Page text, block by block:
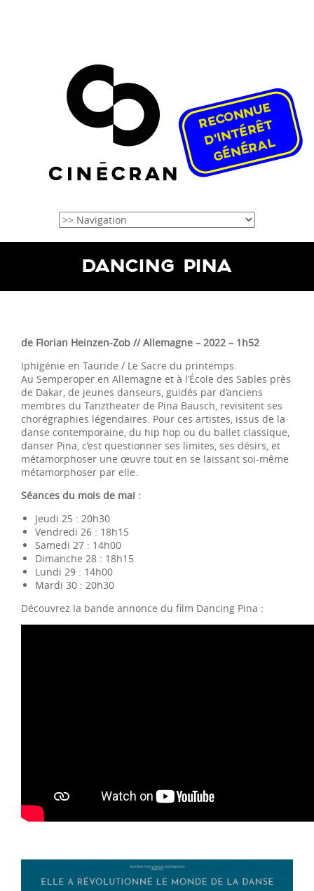
DANCING PINA
de Florian Heinzen-Zob // Allemagne – 2022 – 1h52
Iphigénie en Tauride / Le Sacre du printemps.
Au Semperoper en Allemagne et à l’École des Sables près
de Dakar, de jeunes danseurs, guidés par d’anciens
membres du Tanztheater de Pina Bausch, revisitent ses
chorégraphies légendaires. Pour ces artistes, issus de la
danse contemporaine, du hip hop ou du ballet classique,
danser Pina, c’est questionner ses limites, ses désirs, et
métamorphoser une œuvre tout en se laissant soi-même
métamorphoser par elle.
Séances du mois de mai :
Jeudi 25 : 20h30
Vendredi 26 : 18h15
Samedi 27 : 14h00
Dimanche 28 : 18h15
Lundi 29 : 14h00
Mardi 30 : 20h30
Découvrez la bande annonce du film Dancing Pina :